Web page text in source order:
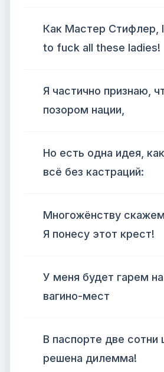
Как Мастер Стифлер,
to fuck all these ladies!
Я частично признаю,
позором нации,
Но есть одна идея,
всё без кастраций:
Многожёнству
Я понесу этот крест!
У меня будет гарем
вагино-мест
В паспорте две
решена дилемма!